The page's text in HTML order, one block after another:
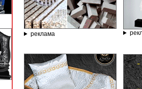
реклама